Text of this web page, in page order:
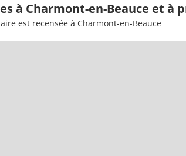
à Charmont-en-Beauce et à
est recensée à Charmont-en-Beauce